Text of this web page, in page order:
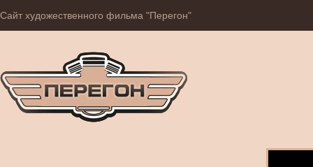
Сайт художественного фильма "Перегон"